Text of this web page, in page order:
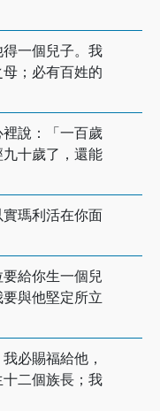
一個兒子。我
；必有百姓的
說：「一百歲
十歲了，還能
瑪利活在你面
給你生一個兒
與他堅定所立
必賜福給他，
二個族長；我